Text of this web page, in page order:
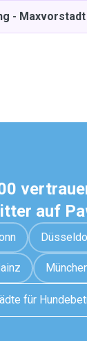
- Maxvorstadt
auf
für